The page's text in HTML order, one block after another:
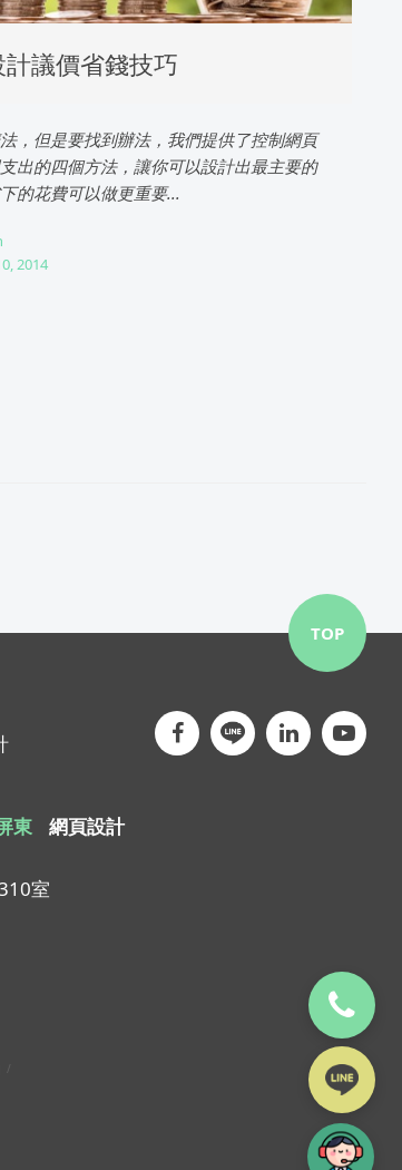
議價省錢技巧
，但是要找到辦法，我們提供了控制網頁
出的四個方法，讓你可以設計出最主要的
的花費可以做更重要...
2014
東
網頁設計
室
TOP